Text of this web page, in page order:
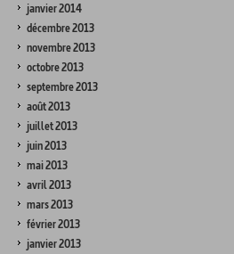
janvier 2014
décembre 2013
novembre 2013
octobre 2013
septembre 2013
août 2013
juillet 2013
juin 2013
mai 2013
avril 2013
mars 2013
février 2013
janvier 2013